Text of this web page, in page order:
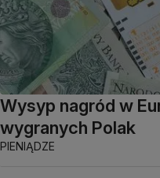
Wysyp nagród w
wygranych Polak
PIENIĄDZE